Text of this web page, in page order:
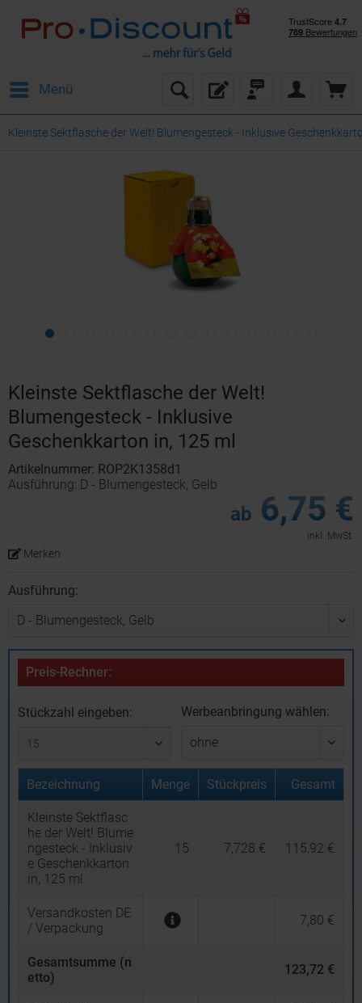
Menü
Kleinste Sektflasche der Welt! Blumengesteck - Inklusive
Kleinste Sektflasche der Welt!
Blumengesteck - Inklusive
Geschenkkarton in, 125 ml
Artikelnummer: ROP2K1358d1
Ausführung: D - Blumengesteck, Gelb
ab 6,75 €
inkl. MwSt.
Merken
Ausführung:
Preis-Rechner:
Stückzahl eingeben: Werbeanbringung wählen:
Bezeichnung Menge Stückpreis Gesamt
Kleinste Sektflasc
he der Welt! Blume
ngesteck - Inklusiv
e Geschenkkarton
in, 125 ml
15 7,728 € 115,92 €
Versandkosten DE
/ Verpackung
7,80 €
Gesamtsumme (n
etto)
123,72 €